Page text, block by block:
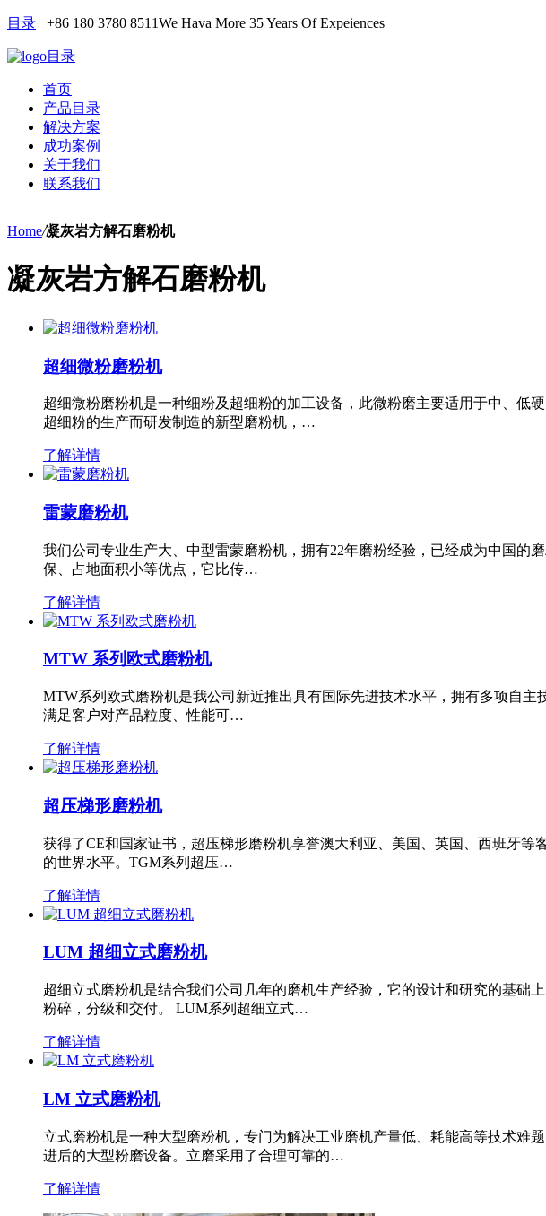
目录 +86 180 3780 8511We Hava More 35 Years Of Expeiences
目录
首页
产品目录
解决方案
成功案例
关于我们
联系我们
Home/凝灰岩方解石磨粉机
凝灰岩方解石磨粉机
超细微粉磨粉机
超细微粉磨粉机是一种细粉及超细粉的加工设备，此微粉磨主要适用于中、低
超细粉的生产而研发制造的新型磨粉机，…
了解详情
雷蒙磨粉机
我们公司专业生产大、中型雷蒙磨粉机，拥有22年磨粉经验，已经成为中国的
保、占地面积小等优点，它比传…
了解详情
MTW 系列欧式磨粉机
MTW系列欧式磨粉机是我公司新近推出具有国际先进技术水平，拥有多项自
满足客户对产品粒度、性能可…
了解详情
超压梯形磨粉机
获得了CE和国家证书，超压梯形磨粉机享誉澳大利亚、美国、英国、西班牙
的世界水平。TGM系列超压…
了解详情
LUM 超细立式磨粉机
超细立式磨粉机是结合我们公司几年的磨机生产经验，它的设计和研究的基础
粉碎，分级和交付。 LUM系列超细立式…
了解详情
LM 立式磨粉机
立式磨粉机是一种大型磨粉机，专门为解决工业磨机产量低、耗能高等技术难
进后的大型粉磨设备。立磨采用了合理可靠的…
了解详情